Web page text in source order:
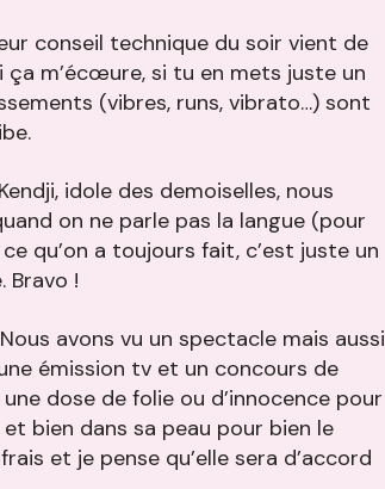
conseil technique du soir vient de
ça m’écœure, si tu en mets juste un
(vibres, runs, vibrato…) sont
idole des demoiselles, nous
on ne parle pas la langue (pour
qu’on a toujours fait, c’est juste un
Bravo !
avons vu un spectacle mais aussi
émission tv et un concours de
dose de folie ou d’innocence pour
bien dans sa peau pour bien le
et je pense qu’elle sera d’accord